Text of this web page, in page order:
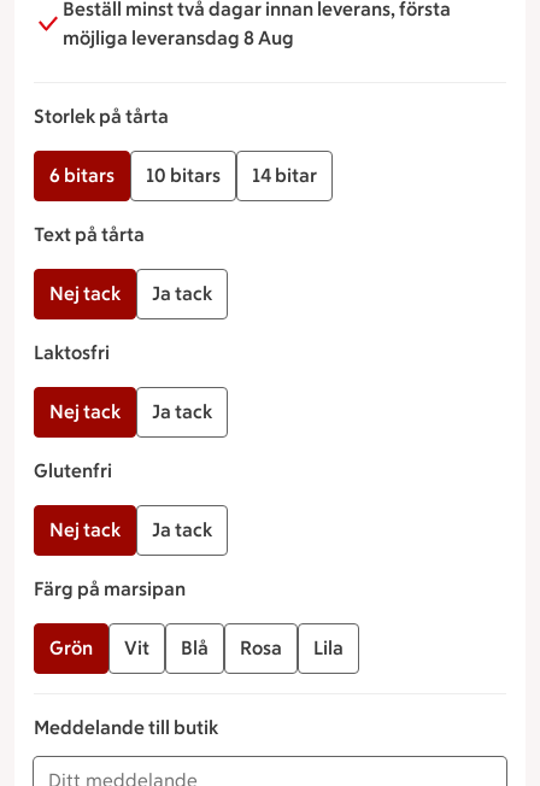
Beställ minst två dagar innan leverans, första
möjliga leveransdag 8 Aug
Storlek på tårta
6 bitars 10 bitars 14 bitar
Text på tårta
Nej tack Ja tack
Laktosfri
Nej tack Ja tack
Glutenfri
Nej tack Ja tack
Färg på marsipan
Grön Vit Blå Rosa Lila
Meddelande till butik